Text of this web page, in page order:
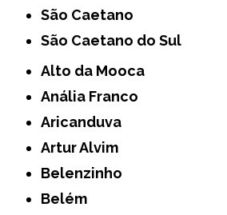
São Caetano
São Caetano do Sul
Alto da Mooca
Anália Franco
Aricanduva
Artur Alvim
Belenzinho
Belém